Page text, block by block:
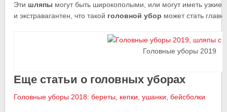
Эти шляпы могут быть широкополыми, или могут иметь
и экстравагантен, что такой головной убор может стать
Головные уборы 2019
Еще статьи о головных уборах
Головные уборы 2018: береты, кепки, ушанки, бейсболки